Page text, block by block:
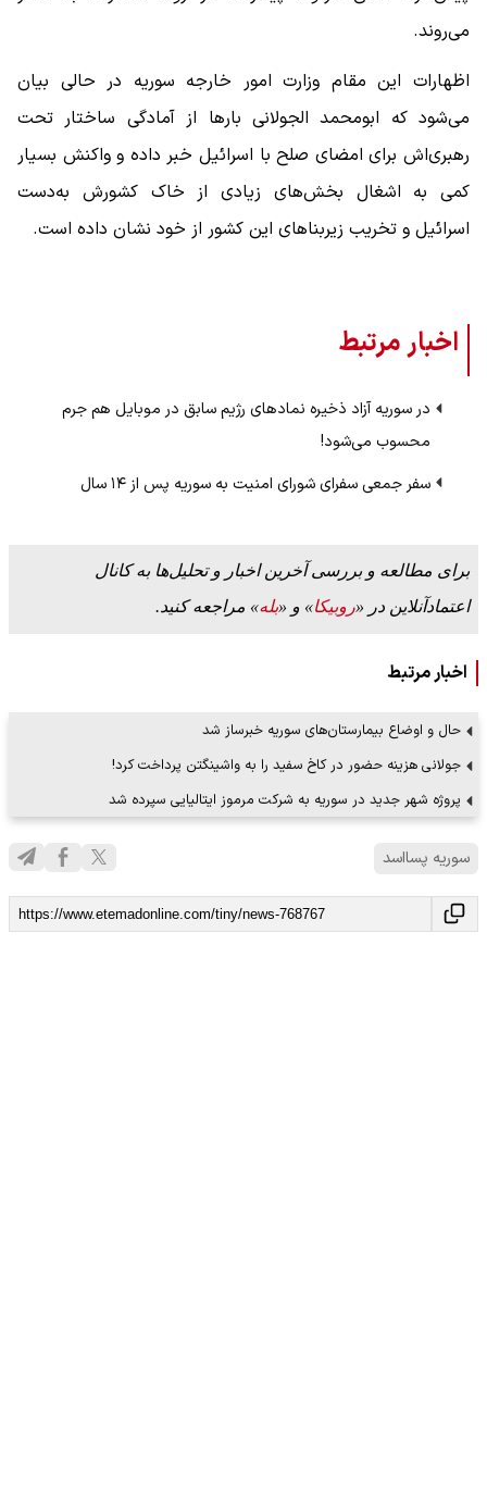
می‌روند.
اظهارات این مقام وزارت امور خارجه سوریه در حالی بیان
می‌شود که ابومحمد الجولانی بارها از آمادگی ساختار تحت
رهبری‌اش برای امضای صلح با اسرائیل خبر داده و واکنش‌ بسیار
کمی به اشغال بخش‌های زیادی از خاک کشورش به‌دست
اسرائیل و تخریب زیربناهای این کشور از خود نشان داده است.
اخبار مرتبط
در سوریه آزاد ذخیره نمادهای رژیم سابق در موبایل هم جرم
محسوب می‌شود!
سفر جمعی سفرای شورای امنیت به سوریه پس از ۱۴ سال
برای مطالعه و بررسی آخرین اخبار و تحلیل‌ها به کانال
اعتمادآنلاین در «روبیکا» و «بله» مراجعه کنید.
اخبار مرتبط
حال و اوضاع بیمارستان‌های سوریه خبرساز شد
جولانی هزینه حضور در کاخ سفید را به واشینگتن پرداخت کرد!
پروژه شهر جدید در سوریه به شرکت مرموز ایتالیایی سپرده شد
سوریه پسااسد